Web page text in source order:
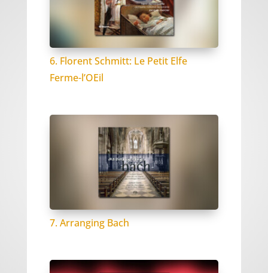
6. Florent Schmitt: Le Petit Elfe
Ferme-l’OEil
7. Arranging Bach